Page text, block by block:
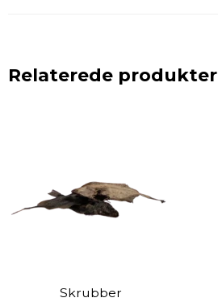
Relaterede produkter
Skrubber